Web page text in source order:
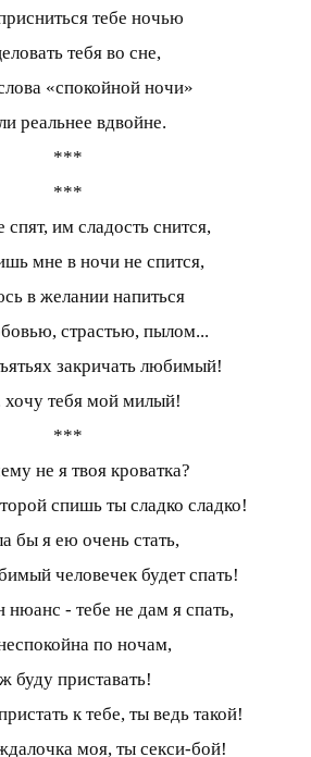
тебе ночью
тебя во сне,
«спокойной ночи»
реальнее вдвойне.
***
***
спят, им сладость снится,
мне в ночи не спится,
в желании напиться
страстью, пылом...
закричать любимый!
хочу тебя мой милый!
***
не я твоя кроватка?
спишь ты сладко сладко!
бы я ею очень стать,
человечек будет спать!
нюанс - тебе не дам я спать,
по ночам,
буду приставать!
к тебе, ты ведь такой!
моя, ты секси-бой!